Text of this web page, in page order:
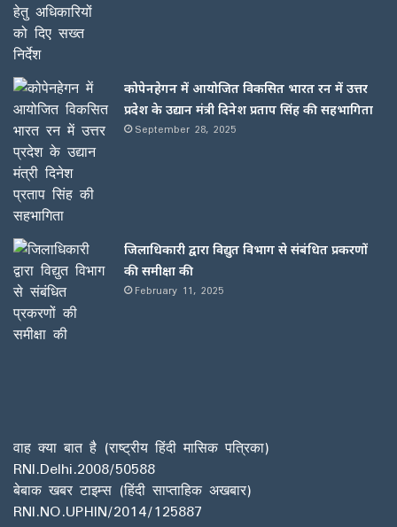
कोपेनहेगन में आयोजित विकसित भारत रन में उत्तर
प्रदेश के उद्यान मंत्री दिनेश प्रताप सिंह की सहभागिता
September 28, 2025
जिलाधिकारी द्वारा विद्युत विभाग से संबंधित प्रकरणों
की समीक्षा की
February 11, 2025
वाह क्या बात है (राष्ट्रीय हिंदी मासिक पत्रिका)
RNI.Delhi.2008/50588
बेबाक खबर टाइम्स (हिंदी साप्ताहिक अखबार)
RNI.NO.UPHIN/2014/125887